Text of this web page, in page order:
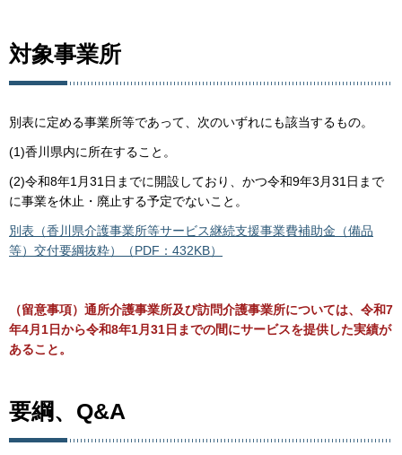
対象事業所
別表に定める事業所等であって、次のいずれにも該当するもの。
(1)香川県内に所在すること。
(2)令和8年1月31日までに開設しており、かつ令和9年3月31日まで
に事業を休止・廃止する予定でないこと。
別表（香川県介護事業所等サービス継続支援事業費補助金（備品
等）交付要綱抜粋）（PDF：432KB）
（留意事項）通所介護事業所及び訪問介護事業所については、令和7
年4月1日から令和8年1月31日までの間にサービスを提供した実績が
あること。
要綱、Q&A